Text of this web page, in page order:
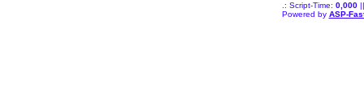
.: Script-Time: 0,000||
Powered by ASP-